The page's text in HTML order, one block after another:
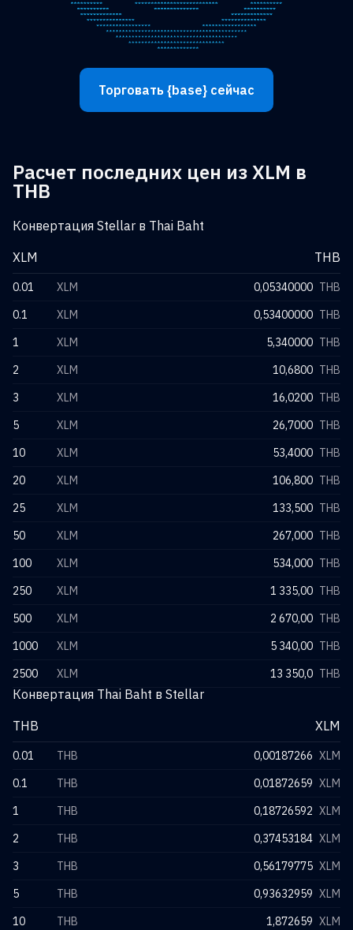
Торговать {base} сейчас
Расчет последних цен из XLM в
THB
Конвертация Stellar в Thai Baht
XLM
THB
0.01 XLM 0,05340000 THB
0.1
XLM 0,53400000 THB
1
XLM 5,340000 THB
2
XLM 10,6800 THB
3
XLM 16,0200 THB
5
XLM 26,7000 THB
10
XLM 53,4000 THB
20
XLM 106,800 THB
25
XLM 133,500 THB
50
XLM 267,000 THB
100
XLM 534,000 THB
250
XLM 1 335,00 THB
500
XLM 2 670,00 THB
1000
XLM 5 340,00 THB
2500
XLM 13 350,0 THB
Конвертация Thai Baht в Stellar
THB
XLM
0.01 THB 0,00187266 XLM
0.1
THB 0,01872659 XLM
1
THB 0,18726592 XLM
2
THB 0,37453184 XLM
3
THB 0,56179775 XLM
5
THB 0,93632959 XLM
10
THB 1,872659 XLM